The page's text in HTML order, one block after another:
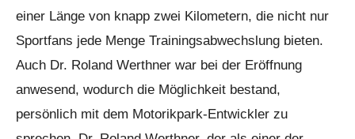
einer Länge von knapp zwei Kilometern, die nicht nur
Sportfans jede Menge Trainingsabwechslung bieten.
Auch Dr. Roland Werthner war bei der Eröffnung
anwesend, wodurch die Möglichkeit bestand,
persönlich mit dem Motorikpark-Entwickler zu